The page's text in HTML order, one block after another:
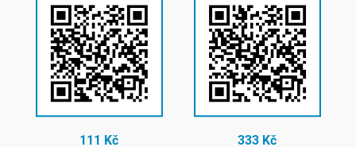
111 Kč 333 Kč